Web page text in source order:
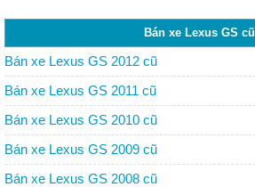
Bán xe Lexus GS cũ
Bán xe Lexus GS 2012 cũ
Bán xe Lexus GS 2011 cũ
Bán xe Lexus GS 2010 cũ
Bán xe Lexus GS 2009 cũ
Bán xe Lexus GS 2008 cũ